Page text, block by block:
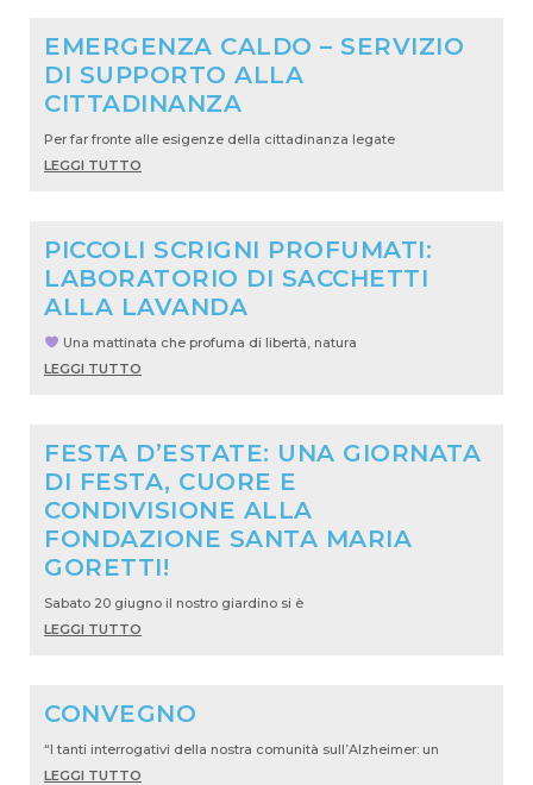
EMERGENZA CALDO – SERVIZIO
DI SUPPORTO ALLA
CITTADINANZA
Per far fronte alle esigenze della cittadinanza legate
LEGGI TUTTO
PICCOLI SCRIGNI PROFUMATI:
LABORATORIO DI SACCHETTI
ALLA LAVANDA
Una mattinata che profuma di libertà, natura
LEGGI TUTTO
FESTA D’ESTATE: UNA GIORNATA
DI FESTA, CUORE E
CONDIVISIONE ALLA
FONDAZIONE SANTA MARIA
GORETTI!
Sabato 20 giugno il nostro giardino si è
LEGGI TUTTO
CONVEGNO
“I tanti interrogativi della nostra comunità sull’Alzheimer: un
LEGGI TUTTO